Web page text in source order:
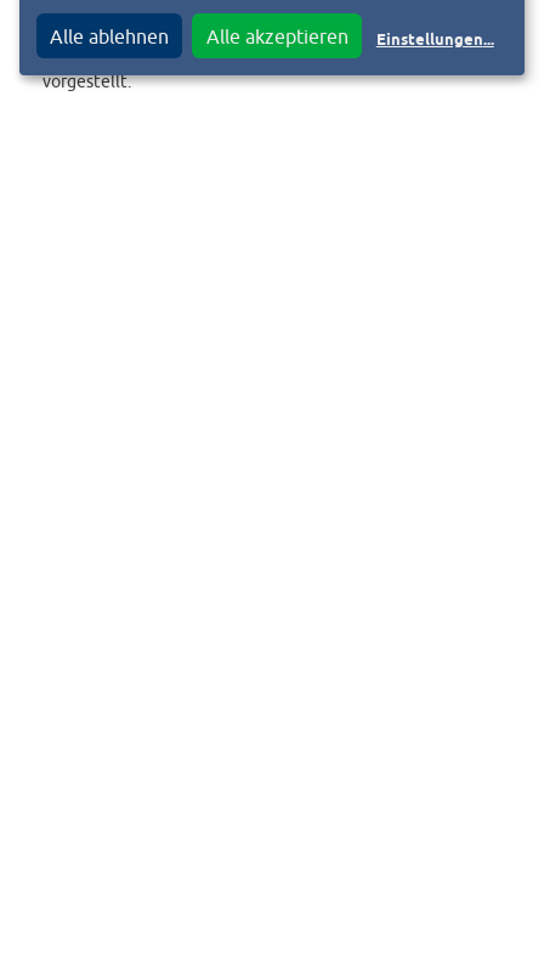
Das Projekt wird zu gegebener Zeit im Gestaltungsbeirat
vorgestellt.
Alle ablehnen Alle akzeptieren Einstellungen...